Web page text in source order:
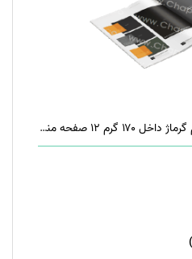
مجله گلاسه گرماژ جلد ۱۷۰ گرم گرماژ داخل ۱۷۰ گرم ۱۲ صفحه منگنه تخت